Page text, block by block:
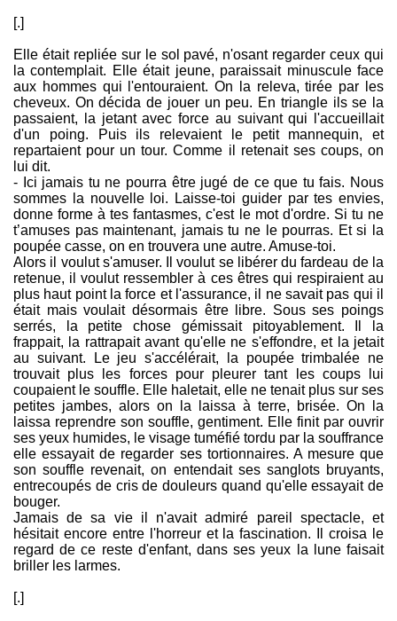
[.]
Elle était repliée sur le sol pavé, n'osant regarder ceux qui
la contemplait. Elle était jeune, paraissait minuscule face
aux hommes qui l'entouraient. On la releva, tirée par les
cheveux. On décida de jouer un peu. En triangle ils se la
passaient, la jetant avec force au suivant qui l'accueillait
d'un poing. Puis ils relevaient le petit mannequin, et
repartaient pour un tour. Comme il retenait ses coups, on
lui dit.
- Ici jamais tu ne pourra être jugé de ce que tu fais. Nous
sommes la nouvelle loi. Laisse-toi guider par tes envies,
donne forme à tes fantasmes, c'est le mot d'ordre. Si tu ne
t’amuses pas maintenant, jamais tu ne le pourras. Et si la
poupée casse, on en trouvera une autre. Amuse-toi.
Alors il voulut s'amuser. Il voulut se libérer du fardeau de la
retenue, il voulut ressembler à ces êtres qui respiraient au
plus haut point la force et l'assurance, il ne savait pas qui il
était mais voulait désormais être libre. Sous ses poings
serrés, la petite chose gémissait pitoyablement. Il la
frappait, la rattrapait avant qu'elle ne s'effondre, et la jetait
au suivant. Le jeu s'accélérait, la poupée trimbalée ne
trouvait plus les forces pour pleurer tant les coups lui
coupaient le souffle. Elle haletait, elle ne tenait plus sur ses
petites jambes, alors on la laissa à terre, brisée. On la
laissa reprendre son souffle, gentiment. Elle finit par ouvrir
ses yeux humides, le visage tuméfié tordu par la souffrance
elle essayait de regarder ses tortionnaires. A mesure que
son souffle revenait, on entendait ses sanglots bruyants,
entrecoupés de cris de douleurs quand qu'elle essayait de
bouger.
Jamais de sa vie il n'avait admiré pareil spectacle, et
hésitait encore entre l'horreur et la fascination. Il croisa le
regard de ce reste d'enfant, dans ses yeux la lune faisait
briller les larmes.
[.]